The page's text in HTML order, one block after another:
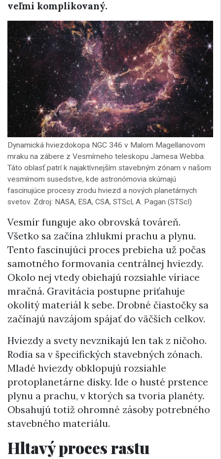
veľmi komplikovaný.
Dynamická hviezdokopa NGC 346 v Malom Magellanovom
mraku na zábere z Vesmírneho teleskopu Jamesa Webba.
Táto oblasť patrí k najaktívnejším stavebným zónam v našom
vesmírnom susedstve, kde astronómovia skúmajú
fascinujúce procesy zrodu hviezd a nových planetárnych
svetov. Zdroj: NASA, ESA, CSA, STScI, A. Pagan (STScI)
Vesmír funguje ako obrovská továreň.
Všetko sa začína zhlukmi prachu a plynu.
Tento fascinujúci proces prebieha už počas
samotného formovania centrálnej hviezdy.
Okolo nej vtedy obiehajú rozsiahle víriace
mračná. Gravitácia postupne priťahuje
okolitý materiál k sebe. Drobné čiastočky sa
začínajú navzájom spájať do väčších celkov.
Hviezdy a svety nevznikajú len tak z ničoho.
Rodia sa v špecifických stavebných zónach.
Mladé hviezdy obklopujú rozsiahle
protoplanetárne disky. Ide o husté prstence
plynu a prachu, v ktorých sa tvoria planéty.
Obsahujú totiž ohromné zásoby potrebného
stavebného materiálu.
Hltavý proces rastu